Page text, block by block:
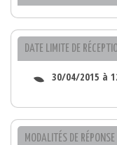
DATE LIMITE DE
30/04/2015 à
MODALITÉS DE RÉPONSE